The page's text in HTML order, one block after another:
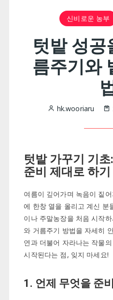
신비로운 농부
텃밭 성공
름주기와
hk.wooriaru
텃밭 가꾸기 기
준비 제대로 하기
여름이 깊어가며 녹음이 짙
에 한창 열을 올리고 계신 분
이나 주말농장을 처음 시작
와 거름주기 방법을 자세히
연과 더불어 자라나는 작물
시작된다는 점, 잊지 마세요!
1. 언제 무엇을 준